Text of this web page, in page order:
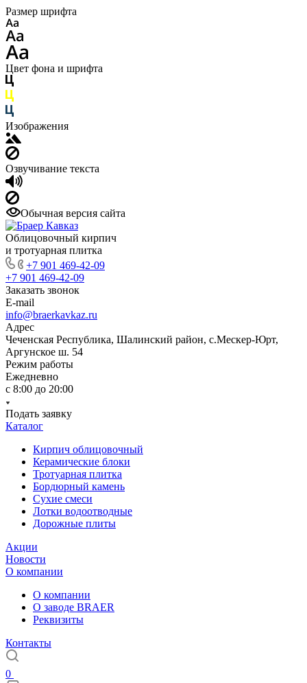
Размер шрифта
Цвет фона и шрифта
Изображения
Озвучивание текста
Обычная версия сайта
Облицовочный кирпич
и тротуарная плитка
+7 901 469-42-09
+7 901 469-42-09
Заказать звонок
E-mail
info@braerkavkaz.ru
Адрес
Чеченская Республика, Шалинский район, с.Мескер-Юрт,
Аргунское ш. 54
Режим работы
Ежедневно
с 8:00 до 20:00
Подать заявку
Каталог
Кирпич облицовочный
Керамические блоки
Тротуарная плитка
Бордюрный камень
Сухие смеси
Лотки водоотводные
Дорожные плиты
Акции
Новости
О компании
О компании
О заводе BRAER
Реквизиты
Контакты
0